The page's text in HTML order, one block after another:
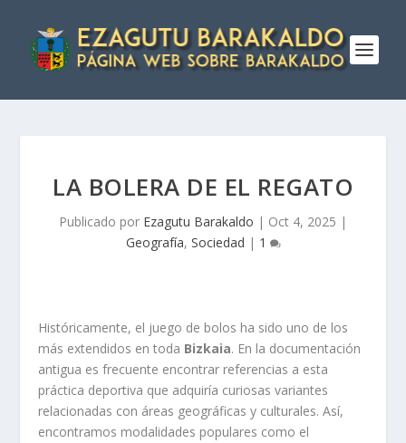
LA BOLERA DE EL REGATO
Publicado por Ezagutu Barakaldo | Oct 4, 2025 |
Geografí­a, Sociedad | 1
Históricamente, el juego de bolos ha sido uno de los
más extendidos en toda Bizkaia. En la documentación
antigua es frecuente encontrar referencias a esta
práctica deportiva que adquirí­a curiosas variantes
relacionadas con áreas geográficas y culturales. Así­,
encontramos modalidades populares como el